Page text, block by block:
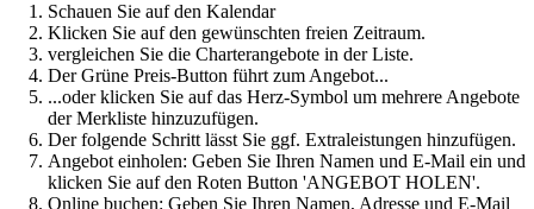
Schauen Sie auf den Kalendar
Klicken Sie auf den gewünschten freien Zeitraum.
vergleichen Sie die Charterangebote in der Liste.
Der Grüne Preis-Button führt zum Angebot...
...oder klicken Sie auf das Herz-Symbol um mehrere Angebote
der Merkliste hinzuzufügen.
Der folgende Schritt lässt Sie ggf. Extraleistungen hinzufügen.
Angebot einholen: Geben Sie Ihren Namen und E-Mail ein und
klicken Sie auf den Roten Button 'ANGEBOT HOLEN'.
Online buchen: Geben Sie Ihren Namen, Adresse und E-Mail